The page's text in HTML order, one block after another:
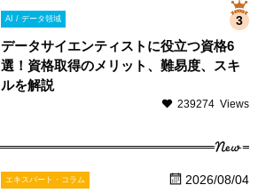
AI / データ領域
データサイエンティストに役立つ資格6
選！資格取得のメリット、難易度、スキ
ルを解説
239274 Views
New
エキスパート・コラム 2026/08/04